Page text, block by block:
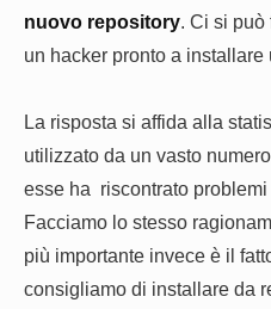
nuovo repository . Ci si
un hacker pronto a
La risposta si affida alla
utilizzato da un vasto
esse ha riscontrato
Facciamo lo stesso
più importante invece è il
consigliamo di installare da